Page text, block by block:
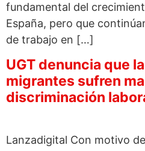
fundamental del
España, pero que
de trabajo en […]
UGT denuncia que
migrantes sufren
discriminación
Lanzadigital Con motivo